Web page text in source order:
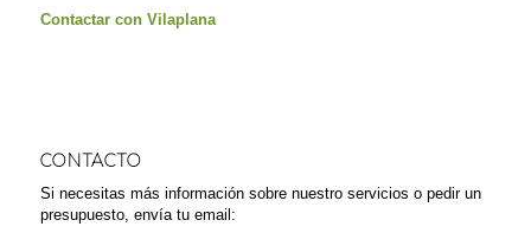
Contactar con Vilaplana
CONTACTO
Si necesitas más información sobre nuestro servicios o pedir un
presupuesto, envía tu email: